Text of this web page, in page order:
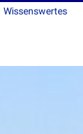
Wissenswertes